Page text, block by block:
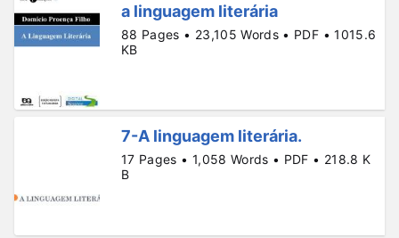
a linguagem literária
88 Pages • 23,105 Words • PDF • 1015.6
KB
7-A linguagem literária.
17 Pages • 1,058 Words • PDF • 218.8 K
B